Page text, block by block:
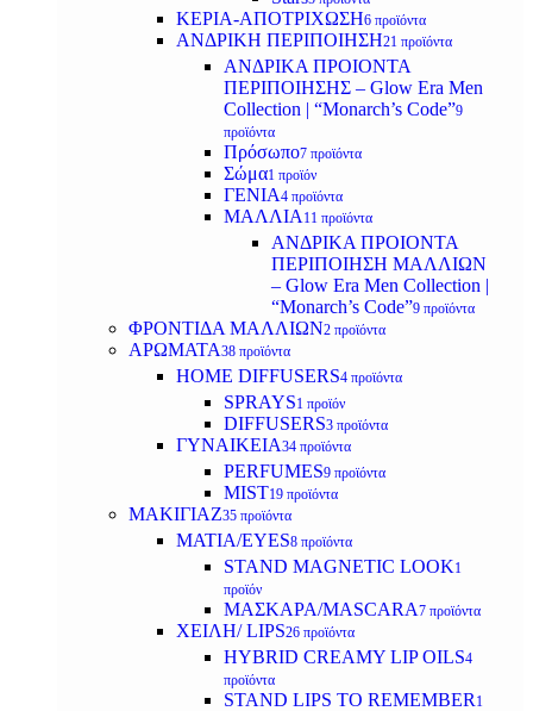
ΚΕΡΙΑ-ΑΠΟΤΡΙΧΩΣΗ6 προϊόντα
ΑΝΔΡΙΚΗ ΠΕΡΙΠΟΙΗΣΗ21 προϊόντα
ΑΝΔΡΙΚΑ ΠΡΟΙΟΝΤΑ
ΠΕΡΙΠΟΙΗΣΗΣ – Glow Era Men
Collection | “Monarch’s Code”9
προϊόντα
Πρόσωπο7 προϊόντα
Σώμα1 προϊόν
ΓΕΝΙΑ4 προϊόντα
ΜΑΛΛΙΑ 11 προϊόντα
ΑΝΔΡΙΚΑ ΠΡΟΙΟΝΤΑ
ΠΕΡΙΠΟΙΗΣΗ ΜΑΛΛΙΩΝ
– Glow Era Men Collection |
“Monarch’s Code”9 προϊόντα
ΦΡΟΝΤΙΔΑ ΜΑΛΛΙΩΝ2 προϊόντα
ΑΡΩΜΑΤΑ38 προϊόντα
HOME DIFFUSERS4 προϊόντα
SPRAYS1 προϊόν
DIFFUSERS3 προϊόντα
ΓΥΝΑΙΚΕΙΑ34 προϊόντα
PERFUMES9 προϊόντα
MIST19 προϊόντα
ΜΑΚΙΓΙΑΖ35 προϊόντα
ΜΑΤΙΑ/EYES8 προϊόντα
STAND MAGNETIC LOOK1
προϊόν
ΜΑΣΚΑΡΑ/MASCARA7 προϊόντα
ΧΕΙΛΗ/ LIPS26 προϊόντα
HYBRID CREAMY LIP OILS4
προϊόντα
STAND LIPS TO REMEMBER 1